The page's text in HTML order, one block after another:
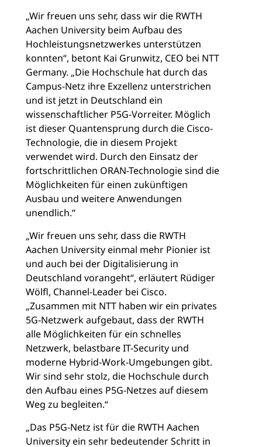
„Wir freuen uns sehr, dass wir die RWTH
Aachen University beim Aufbau des
Hochleistungsnetzwerkes unterstützen
konnten“, betont Kai Grunwitz, CEO bei NTT
Germany. „Die Hochschule hat durch das
Campus-Netz ihre Exzellenz unterstrichen
und ist jetzt in Deutschland ein
wissenschaftlicher P5G-Vorreiter. Möglich
ist dieser Quantensprung durch die Cisco-
Technologie, die in diesem Projekt
verwendet wird. Durch den Einsatz der
fortschrittlichen ORAN-Technologie sind die
Möglichkeiten für einen zukünftigen
Ausbau und weitere Anwendungen
unendlich.“
„Wir freuen uns sehr, dass die RWTH
Aachen University einmal mehr Pionier ist
und auch bei der Digitalisierung in
Deutschland vorangeht“, erläutert Rüdiger
Wölfl, Channel-Leader bei Cisco.
„Zusammen mit NTT haben wir ein privates
5G-Netzwerk aufgebaut, dass der RWTH
alle Möglichkeiten für ein schnelles
Netzwerk, belastbare IT-Security und
moderne Hybrid-Work-Umgebungen gibt.
Wir sind sehr stolz, die Hochschule durch
den Aufbau eines P5G-Netzes auf diesem
Weg zu begleiten.“
„Das P5G-Netz ist für die RWTH Aachen
University ein sehr bedeutender Schritt in